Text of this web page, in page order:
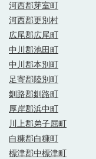
河西郡芽室町
河西郡更別村
広尾郡広尾町
中川郡池田町
中川郡本別町
足寄郡陸別町
釧路郡釧路町
厚岸郡浜中町
川上郡弟子屈町
白糠郡白糠町
標津郡中標津町